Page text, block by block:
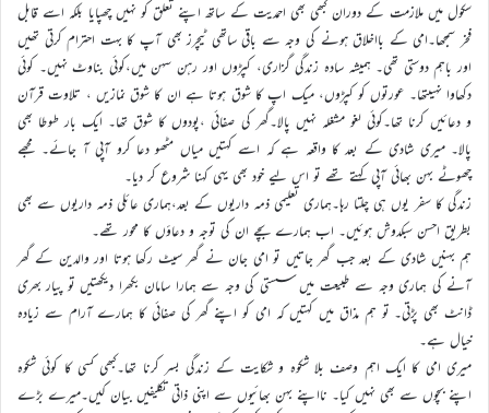
سکول میں ملازمت کے دوران کبھی بھی احمدیت کے ساتھ اپنے تعلق کو نہیں چھپایا بلکہ اسے قابل
فخر سمجھا۔امی کے بااخلاق ہونے کی وجہ سے باقی ساتھی ٹیچرز بھی آپ کا بہت احترام کرتی تھیں
اور باہم دوستی تھی۔ ہمیشہ سادہ زندگی گزاری، کپڑوں اور رہن سہن میں،کوئی بناوٹ نہیں۔ کوئی
دکھاوا نہیںتھا۔ عورتوں کو کپڑوں، میک اپ کا شوق ہوتا ہے ان کا شوق نمازیں ، تلاوت قرآن
و دعائیں کرنا تھا۔کوئی لغو مشغلہ نہیں پالا۔گھر کی صفائی ،پودوں کا شوق تھا۔ ایک بار طوطا بھی
پالا۔ میری شادی کے بعد کا واقعہ ہے کہ اسے کہتیں میاں مٹھو دعا کرو آپی آ جائے۔ مجھے
چھوٹے بہن بھائی آپی کہتے تھے تو اس لیے خود بھی یہی کہنا شروع کر دیا۔
زندگی کا سفر یوں ہی چلتا رہا۔ہماری تعلیمی ذمہ داریوں کے بعد،ہماری عائلی ذمہ داریوں سے بھی
بطریق احسن سبکدوش ہوئیں۔ اب ہمارے بچے ان کی توجہ و دعاؤں کا محور تھے۔
ہم بہنیں شادی کے بعد جب گھر جاتیں تو امی جان نے گھر سیٹ رکھا ہوتا اور والدین کے گھر
آنے کی ہماری وجہ سے طبیعت میں سستی کی وجہ سے ہمارا سامان بکھرا دیکھتیں تو پیار بھری
ڈانٹ بھی پڑتی۔ تو ہم مذاق میں کہتیں کہ امی کو اپنے گھر کی صفائی کا ہمارے آرام سے زیادہ
خیال ہے۔
میری امی کا ایک اہم وصف بلا شکوہ و شکایت کے زندگی بسر کرنا تھا۔کبھی کسی کا کوئی شکوہ
اپنے بچوں سے بھی نہیں کیا۔ نااپنے بہن بھائیوں سے اپنی ذاتی تکلیفیں بیان کیں۔میرے بڑے